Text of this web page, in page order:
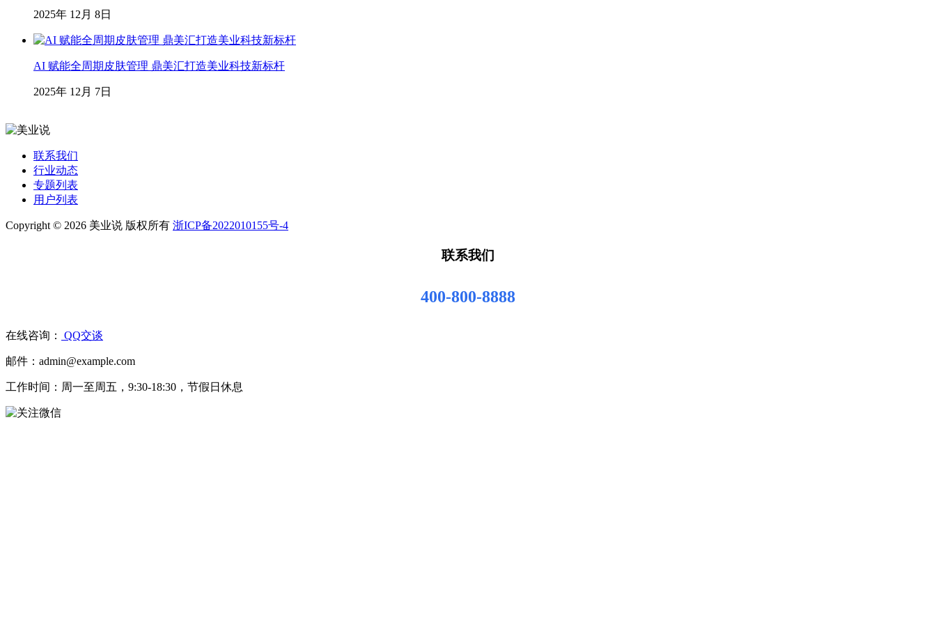
2025年 12月 8日
AI 赋能全周期皮肤管理 鼎美汇打造美业科技新标杆
2025年 12月 7日
联系我们
行业动态
专题列表
用户列表
Copyright © 2026 美业说 版权所有 浙ICP备2022010155号-4
联系我们
400-800-8888
在线咨询： QQ交谈
邮件：admin@example.com
工作时间：周一至周五，9:30-18:30，节假日休息